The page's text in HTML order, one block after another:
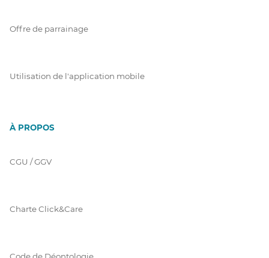
Offre de parrainage
Utilisation de l'application mobile
À PROPOS
CGU / GGV
Charte Click&Care